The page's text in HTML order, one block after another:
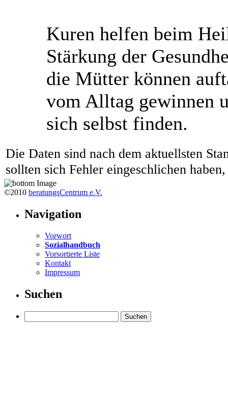
Kuren helfen beim
Stärkung der
die Mütter können
vom Alltag gewinnen
sich selbst finden.
Die Daten sind nach dem aktuellsten
sollten sich Fehler eingeschlichen
©2010 beratungsCentrum e.V.
Navigation
Vorwort
Sozialhandbuch
Vorsortierte Liste
Kontakt
Impressum
Suchen